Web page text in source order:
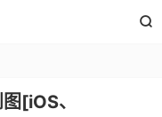

[iOS、